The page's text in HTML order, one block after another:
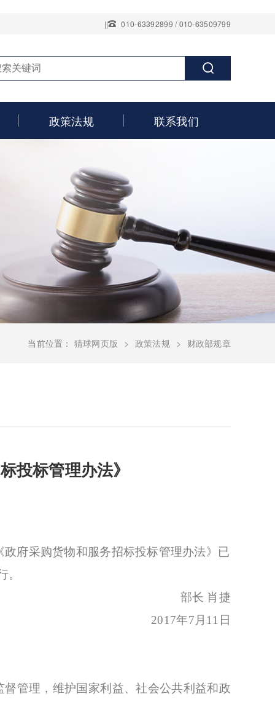
|| 010-63392899 / 010-63509799
政策法规 联系我们
当前位置： 猜球网页版 政策法规 财政部规章
投标管理办法》
府采购货物和服务招标投标管理办法》已
。
部长 肖捷
2017年7月11日
管理，维护国家利益、社会公共利益和政